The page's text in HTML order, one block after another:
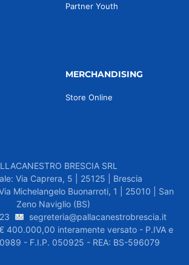
Partner Youth
MERCHANDISING
Store Online
BRESCIA SRL
Via Caprera, 5 | 25125 | Brescia
Michelangelo Buonarroti, 1 | 25010 | San
Zeno Naviglio (BS)
segreteria@pallacanestrobrescia.it
400.000,00 interamente versato - P.IVA e
- F.I.P. 050925 - REA: BS-596079